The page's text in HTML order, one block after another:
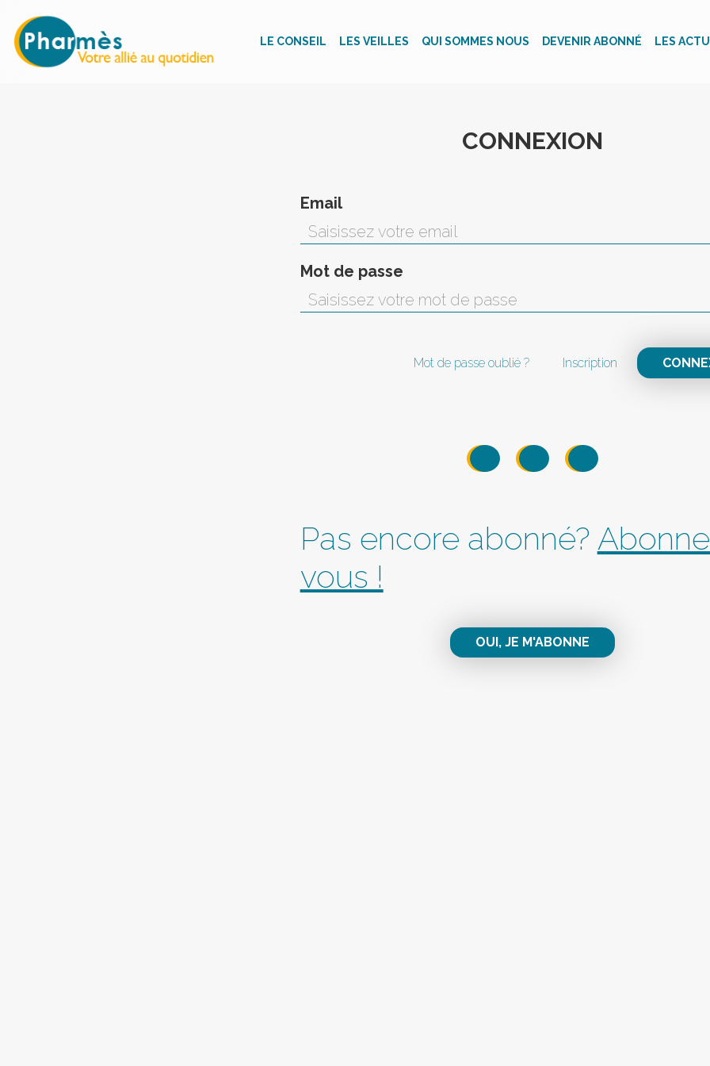
LE CONSEIL LES VEILLES QUI SOMMES NOUS DEVENIR ABONNÉ LES
CONNEXION
Email
Mot de passe
Mot de passe oublié ? Inscription
Pas encore abonné?
vous !
OUI, JE M'ABONNE